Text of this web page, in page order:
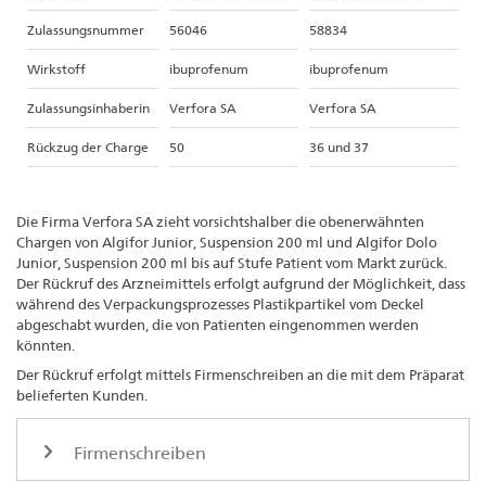
Zulassungsnummer 56046 58834
Wirkstoff ibuprofenum ibuprofenum
Zulassungsinhaberin Verfora SA Verfora SA
Rückzug der Charge 50 36 und 37
Die Firma Verfora SA zieht vorsichtshalber die obenerwähnten
Chargen von Algifor Junior, Suspension 200 ml und Algifor Dolo
Junior, Suspension 200 ml bis auf Stufe Patient vom Markt zurück.
Der Rückruf des Arzneimittels erfolgt aufgrund der Möglichkeit, dass
während des Verpackungsprozesses Plastikpartikel vom Deckel
abgeschabt wurden, die von Patienten eingenommen werden
könnten.
Der Rückruf erfolgt mittels Firmenschreiben an die mit dem Präparat
belieferten Kunden.
Firmenschreiben